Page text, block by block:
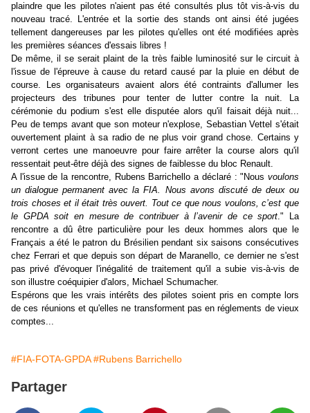
plaindre que les pilotes n'aient pas été consultés plus tôt vis-à-vis du
nouveau tracé. L'entrée et la sortie des stands ont ainsi été jugées
tellement dangereuses par les pilotes qu'elles ont été modifiées après
les premières séances d'essais libres !
De même, il se serait plaint de la très faible luminosité sur le circuit à
l'issue de l'épreuve à cause du retard causé par la pluie en début de
course. Les organisateurs avaient alors été contraints d'allumer les
projecteurs des tribunes pour tenter de lutter contre la nuit. La
cérémonie du podium s'est elle disputée alors qu'il faisait déjà nuit...
Peu de temps avant que son moteur n'explose, Sebastian Vettel s'était
ouvertement plaint à sa radio de ne plus voir grand chose. Certains y
verront certes une manoeuvre pour faire arrêter la course alors qu'il
ressentait peut-être déjà des signes de faiblesse du bloc Renault.
A l'issue de la rencontre, Rubens Barrichello a déclaré : "Nous voulons
un dialogue permanent avec la FIA. Nous avons discuté de deux ou
trois choses et il était très ouvert. Tout ce que nous voulons, c’est que
le GPDA soit en mesure de contribuer à l’avenir de ce sport." La
rencontre a dû être particulière pour les deux hommes alors que le
Français a été le patron du Brésilien pendant six saisons consécutives
chez Ferrari et que depuis son départ de Maranello, ce dernier ne s'est
pas privé d'évoquer l'inégalité de traitement qu'il a subie vis-à-vis de
son illustre coéquipier d'alors, Michael Schumacher.
Espérons que les vrais intérêts des pilotes soient pris en compte lors
de ces réunions et qu'elles ne transforment pas en réglements de vieux
comptes...
#FIA-FOTA-GPDA #Rubens Barrichello
Partager